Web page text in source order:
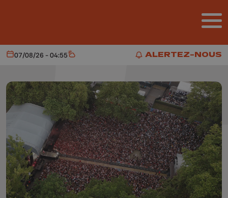
ALERTEZ-NOUS
ALERTEZ-NOUS
Aujourd'hui
07/08/26 - 04:55 Météo